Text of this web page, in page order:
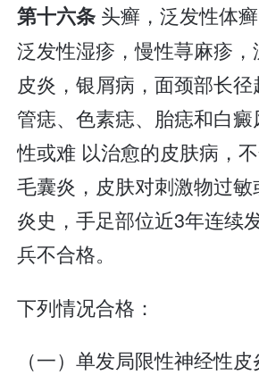
第十六条 头癣，泛发性体
泛发性湿疹，慢性荨麻疹
皮炎，银屑病，面颈部长径
管痣、色素痣、胎痣和白
性或难 以治愈的皮肤病，
毛囊炎，皮肤对刺激物过
炎史，手足部位近3年连续
兵不合格。
下列情况合格：
（一）单发局限性神经性